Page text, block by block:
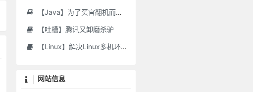
【Java】为了买官翻机而写的代码-DJI Stock Checker
【吐槽】腾讯又卸磨杀驴
【Linux】解决Linux多机环境UID/GID不一致导致的备份权限问题
网站信息